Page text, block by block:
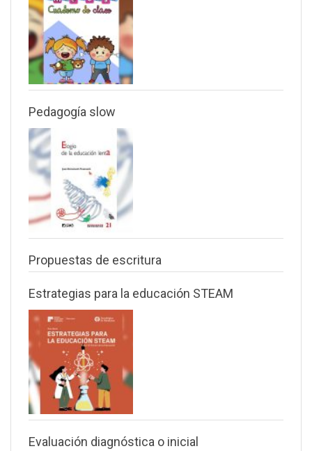
Pedagogía slow
Propuestas de escritura
Estrategias para la educación STEAM
Evaluación diagnóstica o inicial